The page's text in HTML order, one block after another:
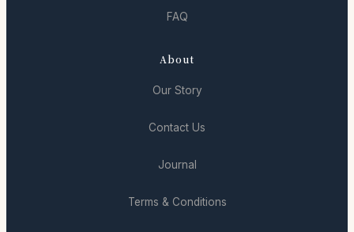
FAQ
About
Our Story
Contact Us
Journal
Terms & Conditions